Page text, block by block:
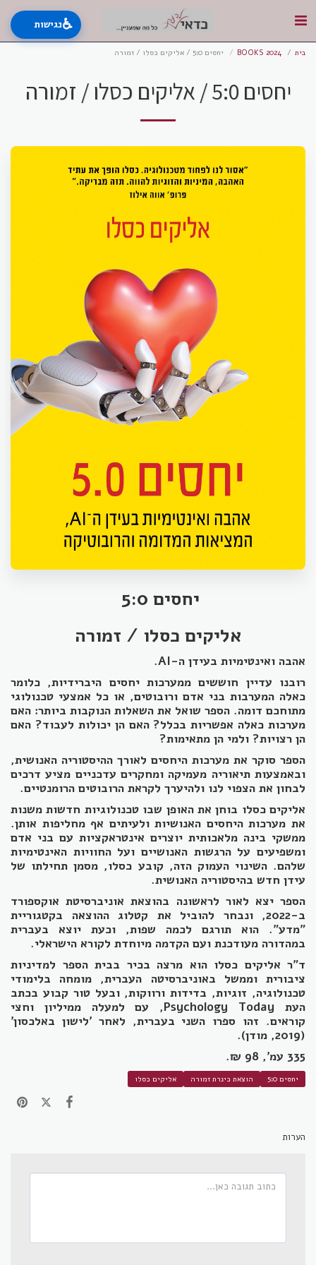
בית BOOKS 2024 יחסים 5:0 / אליקים כסלו / זמורה
יחסים 5:0 / אליקים כסלו / זמורה
יחסים 5:0
אליקים כסלו / זמורה
אהבה ואינטימיות בעידן ה-AI.
רובנו עדיין חוששים ממערכות יחסים היברידיות, כלומר
כאלה המערבות בני אדם ורובוטים, או כל אמצעי טכנולוגי
מתוחכם דומה. הספר שואל את השאלות הנוקבות ביותר: האם
מערכות כאלה אפשריות בכלל? האם הן יכולות לעבוד? האם
הן רצויות? ולמי הן מתאימות?
הספר סוקר את מערכות היחסים לאורך ההיסטוריה האנושית,
ובאמצעות תיאוריה מעמיקה ומחקרים עדכניים מציע דרכים
לבחון את הצפוי לנו ולהיערך לקראת הרובוטים הרומנטיים.
אליקים כסלו בוחן את האופן שבו טכנולוגיות חדשות משנות
את מערכות היחסים האנושיות ולעיתים אף מחליפות אותן.
ממשקי בינה מלאכותית יוצרים אינטראקציות עם בני אדם
ומשפיעים על הרגשות האנושיים ועל החוויות האינטימיות
שלהם. השינוי העמוק הזה, קובע כסלו, מסמן תחילתו של
עידן חדש בהיסטוריה האנושית.
הספר יצא לאור לראשונה בהוצאת אוניברסיטת אוקספורד
ב-2022, ונבחר להוביל את קטלוג ההוצאה בקטגוריית
"מדע". הוא תורגם לכמה שפות, וכעת יוצא בעברית
במהדורה מעודכנת ועם הקדמה מיוחדת לקורא הישראלי.
ד"ר אליקים כסלו הוא מרצה בכיר בבית הספר למדיניות
ציבורית וממשל באוניברסיטה העברית, מומחה בלימודי
טכנולוגיה, זוגיות, בדידות ורווקות, ובעל טור קבוע בכתב
העת Psychology Today, עם למעלה ממיליון וחצי
קוראים. זהו ספרו השני בעברית, לאחר 'לישון באלכסון'
(2019, מודן).
335 עמ', 98 ₪.
יחסים 5:0 הוצאת כינרת זמורה אליקים כסלו
הערות
♿נגישות